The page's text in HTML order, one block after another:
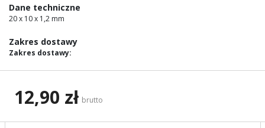
Dane techniczne
20 x 10 x 1,2 mm
Zakres dostawy
Zakres dostawy:
12,90 zł brutto